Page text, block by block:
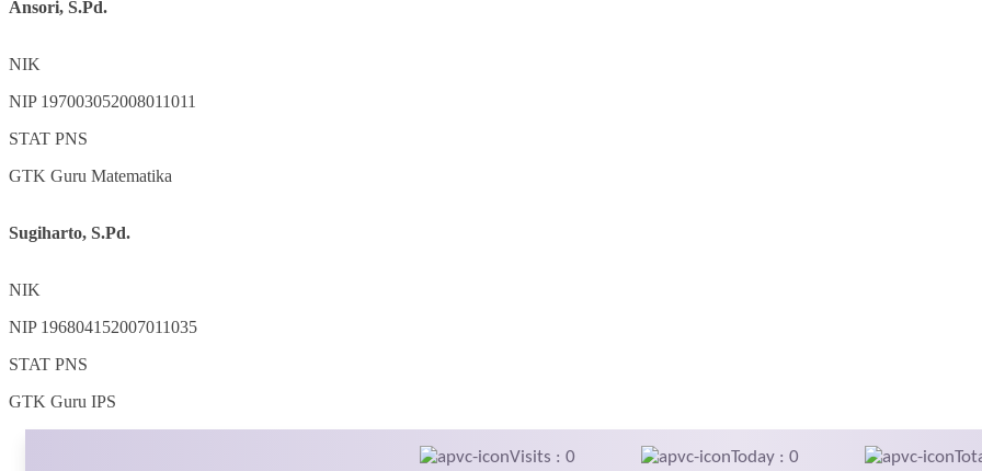
Ansori, S.Pd.
NIK
NIP 197003052008011011
STAT PNS
GTK Guru Matematika
Sugiharto, S.Pd.
NIK
NIP 196804152007011035
STAT PNS
GTK Guru IPS
Visits : 0 Today : 0